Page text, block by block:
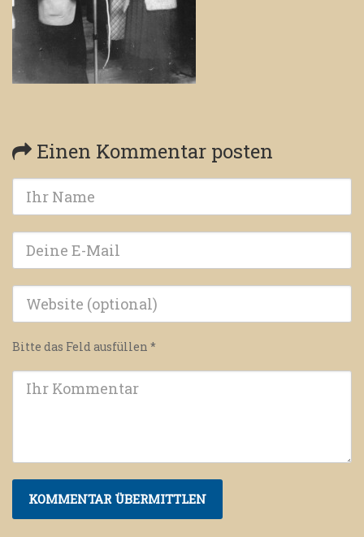
Einen Kommentar posten
Bitte das Feld ausfüllen *